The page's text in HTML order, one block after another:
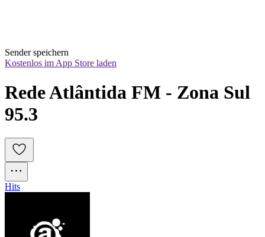
Sender speichern
Kostenlos im App Store laden
Rede Atlântida FM - Zona Sul
95.3
Hits